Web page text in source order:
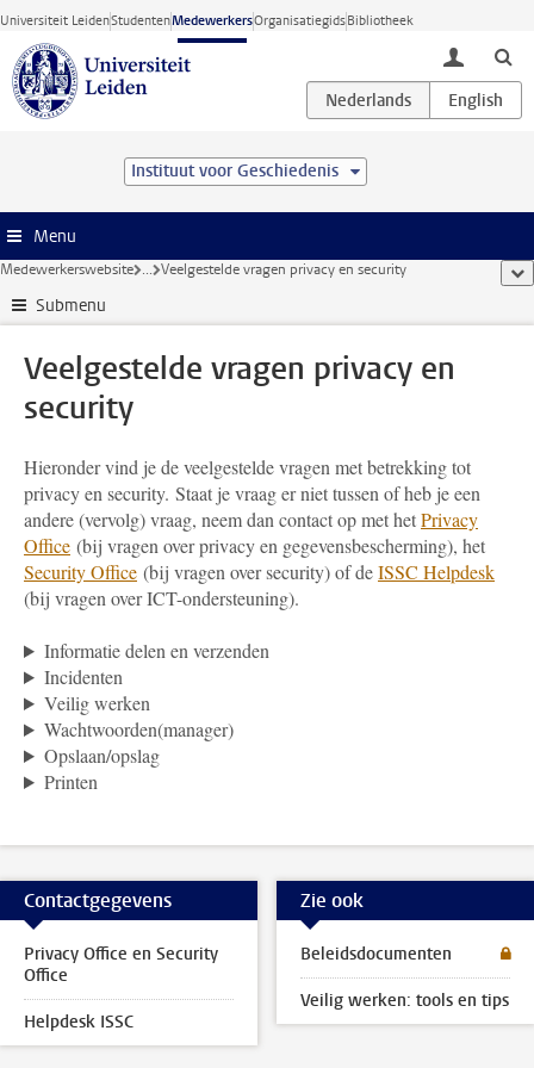
Ga direct naar de inhoud
Universiteit LeidenStudentenMedewerkersOrganisatiegidsBibliotheek
toggle
Instituut voor Geschiedenis
Menu
Medewerkerswebsite ... Veelgestelde vragen privacy en security
Submenu
Veelgestelde vragen privacy en
security
Hieronder vind je de veelgestelde vragen met betrekking tot
privacy en security. Staat je vraag er niet tussen of heb je een
andere (vervolg) vraag, neem dan contact op met hetPrivacy
Office (bij vragen over privacy en gegevensbescherming), het
Security Office (bij vragen over security) of deISSC Helpdesk
(bij vragen over ICT-ondersteuning).
Informatie delen en verzenden
Incidenten
Veilig werken
Wachtwoorden(manager)
Opslaan/opslag
Printen
Contactgegevens
Privacy Office en Security
Office
Helpdesk ISSC
Zie ook
Beleidsdocumenten
Veilig werken: tools en tips